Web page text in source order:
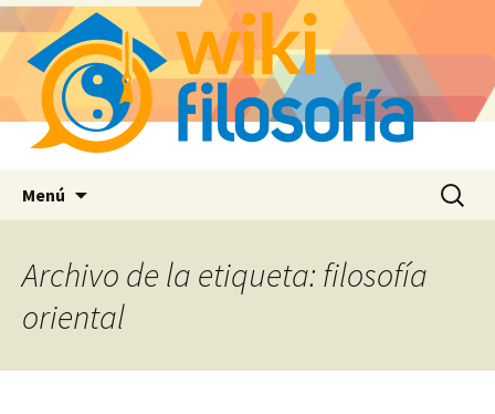
Menú Buscar:
Archivo de la etiqueta: filosofía
oriental